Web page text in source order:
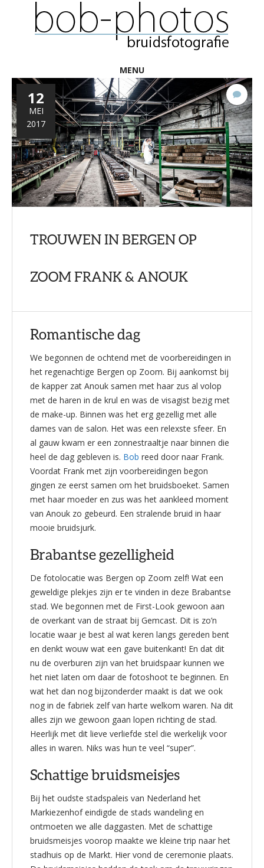
MENU
2
12
MEI
2017
TROUWEN IN BERGEN OP
ZOOM FRANK & ANOUK
Romantische dag
We begonnen de ochtend met de voorbereidingen in
het regenachtige Bergen op Zoom. Bij aankomst bij
de kapper zat Anouk samen met haar zus al volop
met de haren in de krul en was de visagist bezig met
de make-up. Binnen was het erg gezellig met alle
dames van de salon. Het was een relexste sfeer. En
al gauw kwam er een zonnestraaltje naar binnen die
heel de dag gebleven is. Bob reed door naar Frank.
Voordat Frank met zijn voorbereidingen begon
gingen ze eerst samen om het bruidsboeket. Samen
met haar moeder en zus was het aankleed moment
van Anouk zo gebeurd. Een stralende bruid in haar
mooie bruidsjurk.
Brabantse gezelligheid
De fotolocatie was Bergen op Zoom zelf! Wat een
geweldige plekjes zijn er te vinden in deze Brabantse
stad. We begonnen met de First-Look gewoon aan
de overkant van de straat bij Gemcast. Dit is zo’n
locatie waar je best al wat keren langs gereden bent
en denkt wouw wat een gave buitenkant! En dat dit
nu de overburen zijn van het bruidspaar kunnen we
het niet laten om daar de fotoshoot te beginnen. En
wat het dan nog bijzonderder maakt is dat we ook
nog in de fabriek zelf van harte welkom waren. Na dit
alles zijn we gewoon gaan lopen richting de stad.
Heerlijk met dit lieve verliefde stel die werkelijk voor
alles in waren. Niks was hun te veel “super”.
Schattige bruidsmeisjes
Bij het oudste stadspaleis van Nederland het
Markiezenhof eindigde de stads wandeling en
ontmoeten we alle daggasten. Met de schattige
bruidsmeisjes voorop maakte we kleine trip naar het
stadhuis op de Markt. Hier vond de ceremonie plaats.